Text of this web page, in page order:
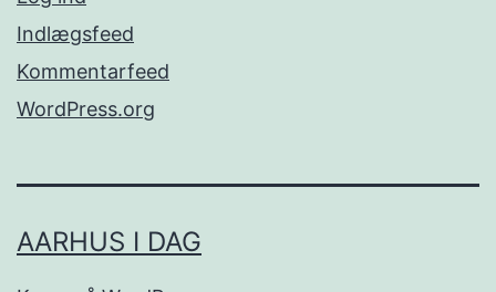
Indlægsfeed
Kommentarfeed
WordPress.org
AARHUS I DAG